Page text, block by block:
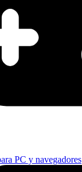
PC y navegadores